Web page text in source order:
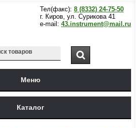
Тел(факс): 8 (8332) 24-75-50
г. Киров, ул. Сурикова 41
e-mail: 43.instrument@mail.ru
Меню
Каталог